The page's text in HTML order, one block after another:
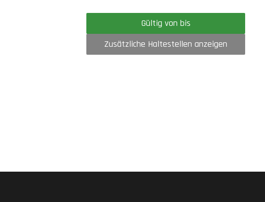
Gültig von bis
Zusätzliche Haltestellen anzeigen